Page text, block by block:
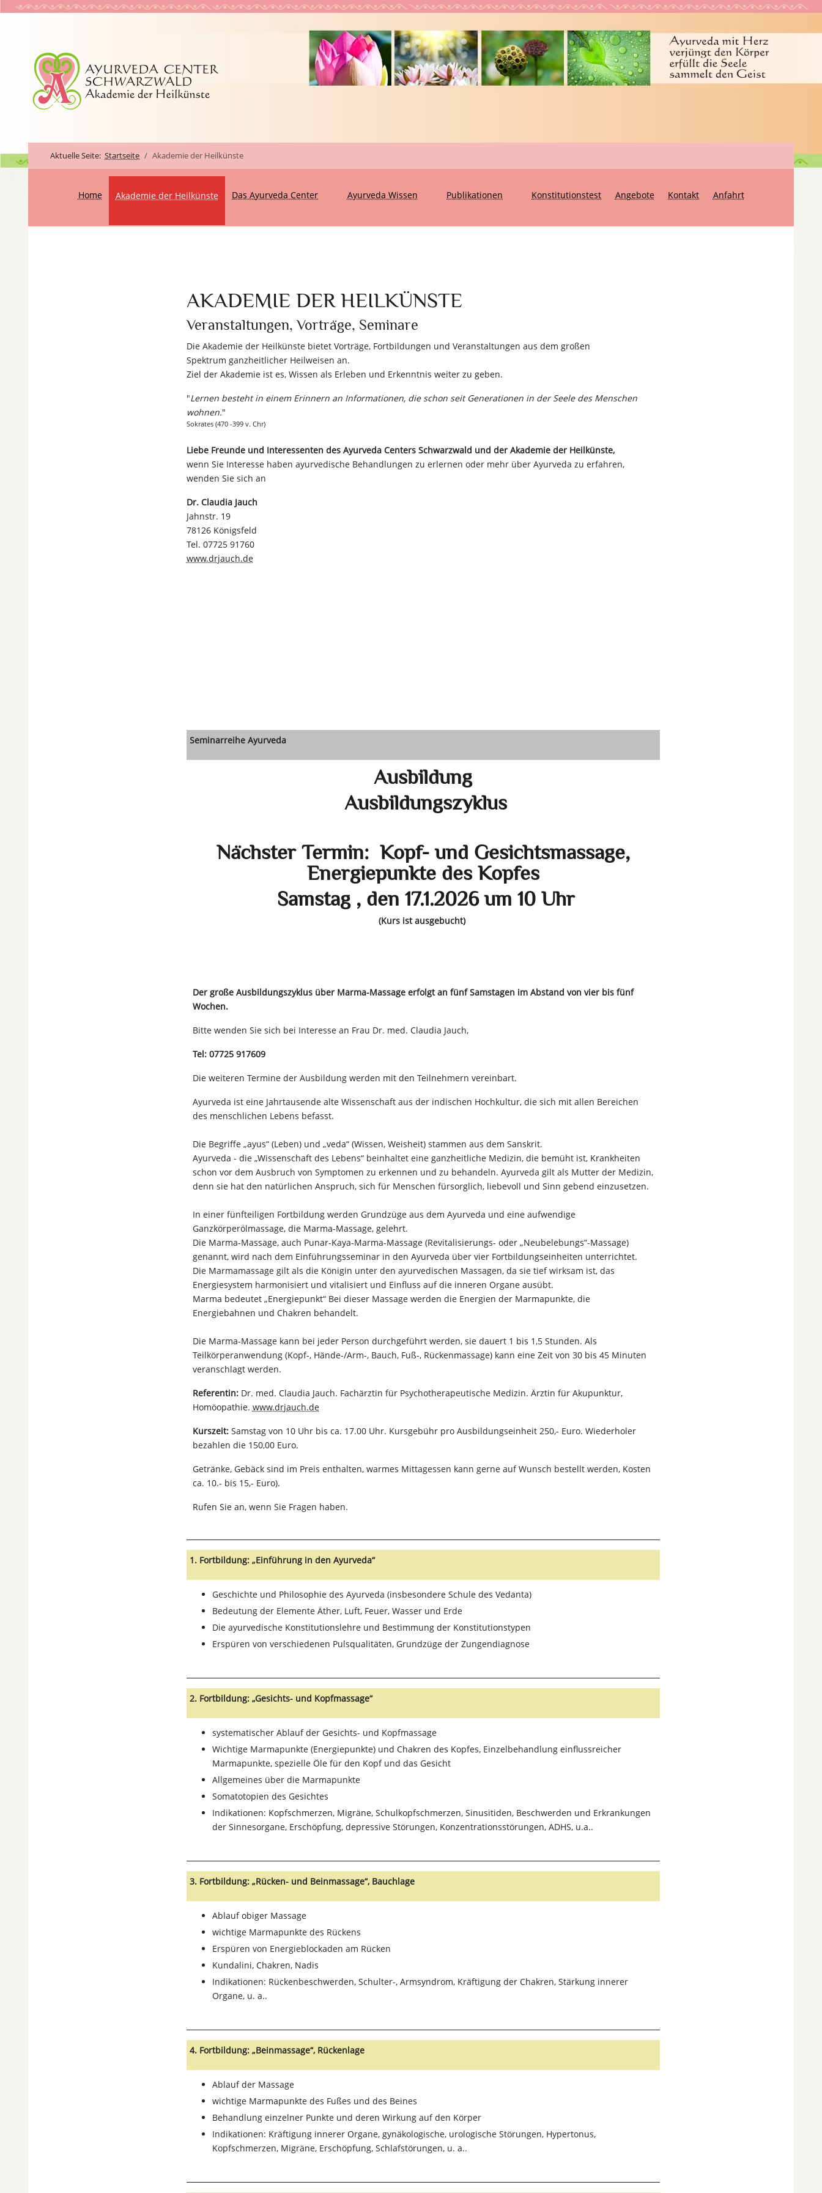
Aktuelle Seite: Startseite Akademie der Heilkünste
Home Akademie der Heilkünste Das Ayurveda Center Ayurveda Wissen Publikationen Konstitutionstest Angebote Kontakt Anfahrt
AKADEMIE DER HEILKÜNSTE
Veranstaltungen, Vorträge, Seminare
Die Akademie der Heilkünste bietet Vorträge, Fortbildungen und Veranstaltungen aus dem großen
Spektrum ganzheitlicher Heilweisen an.
Ziel der Akademie ist es, Wissen als Erleben und Erkenntnis weiter zu geben.
"Lernen besteht in einem Erinnern an Informationen, die schon seit Generationen in der Seele des Menschen
wohnen."
Sokrates (470 -399 v. Chr)
Liebe Freunde und Interessenten des Ayurveda Centers Schwarzwald und der Akademie der Heilkünste,
wenn Sie Interesse haben ayurvedische Behandlungen zu erlernen oder mehr über Ayurveda zu erfahren,
wenden Sie sich an
Dr. Claudia Jauch
Jahnstr. 19
78126 Königsfeld
Tel. 07725 91760
www.drjauch.de
Seminarreihe Ayurveda
Ausbildung
Ausbildungszyklus
Nächster Termin: Kopf- und Gesichtsmassage,
Energiepunkte des Kopfes
Samstag , den 17.1.2026 um 10 Uhr
(Kurs ist ausgebucht)
Der große Ausbildungszyklus über Marma-Massage erfolgt an fünf Samstagen im Abstand von vier bis fünf
Wochen.
Bitte wenden Sie sich bei Interesse an Frau Dr. med. Claudia Jauch,
Tel: 07725 917609
Die weiteren Termine der Ausbildung werden mit den Teilnehmern vereinbart.
Ayurveda ist eine Jahrtausende alte Wissenschaft aus der indischen Hochkultur, die sich mit allen Bereichen
des menschlichen Lebens befasst.
Die Begriffe „ayus“ (Leben) und „veda“ (Wissen, Weisheit) stammen aus dem Sanskrit.
Ayurveda - die „Wissenschaft des Lebens“ beinhaltet eine ganzheitliche Medizin, die bemüht ist, Krankheiten
schon vor dem Ausbruch von Symptomen zu erkennen und zu behandeln. Ayurveda gilt als Mutter der Medizin,
denn sie hat den natürlichen Anspruch, sich für Menschen fürsorglich, liebevoll und Sinn gebend einzusetzen.
In einer fünfteiligen Fortbildung werden Grundzüge aus dem Ayurveda und eine aufwendige
Ganzkörperölmassage, die Marma-Massage, gelehrt.
Die Marma-Massage, auch Punar-Kaya-Marma-Massage (Revitalisierungs- oder „Neubelebungs“-Massage)
genannt, wird nach dem Einführungsseminar in den Ayurveda über vier Fortbildungseinheiten unterrichtet.
Die Marmamassage gilt als die Königin unter den ayurvedischen Massagen, da sie tief wirksam ist, das
Energiesystem harmonisiert und vitalisiert und Einfluss auf die inneren Organe ausübt.
Marma bedeutet „Energiepunkt“ Bei dieser Massage werden die Energien der Marmapunkte, die
Energiebahnen und Chakren behandelt.
Die Marma-Massage kann bei jeder Person durchgeführt werden, sie dauert 1 bis 1,5 Stunden. Als
Teilkörperanwendung (Kopf-, Hände-/Arm-, Bauch, Fuß-, Rückenmassage) kann eine Zeit von 30 bis 45 Minuten
veranschlagt werden.
Referentin:Dr. med. Claudia Jauch. Fachärztin für Psychotherapeutische Medizin. Ärztin für Akupunktur,
Homöopathie. www.drjauch.de
Kurszeit:Samstag von 10 Uhr bis ca. 17.00 Uhr. Kursgebühr pro Ausbildungseinheit 250,- Euro. Wiederholer
bezahlen die 150,00 Euro.
Getränke, Gebäck sind im Preis enthalten, warmes Mittagessen kann gerne auf Wunsch bestellt werden, Kosten
ca. 10.- bis 15,- Euro).
Rufen Sie an, wenn Sie Fragen haben.
1. Fortbildung: „Einführung in den Ayurveda“
Geschichte und Philosophie des Ayurveda (insbesondere Schule des Vedanta)
Bedeutung der Elemente Äther, Luft, Feuer, Wasser und Erde
Die ayurvedische Konstitutionslehre und Bestimmung der Konstitutionstypen
Erspüren von verschiedenen Pulsqualitäten, Grundzüge der Zungendiagnose
2. Fortbildung: „Gesichts- und Kopfmassage“
systematischer Ablauf der Gesichts- und Kopfmassage
Wichtige Marmapunkte (Energiepunkte) und Chakren des Kopfes, Einzelbehandlung einflussreicher
Marmapunkte, spezielle Öle für den Kopf und das Gesicht
Allgemeines über die Marmapunkte
Somatotopien des Gesichtes
Indikationen: Kopfschmerzen, Migräne, Schulkopfschmerzen, Sinusitiden, Beschwerden und Erkrankungen
der Sinnesorgane, Erschöpfung, depressive Störungen, Konzentrationsstörungen, ADHS, u.a..
3. Fortbildung: „Rücken- und Beinmassage“, Bauchlage
Ablauf obiger Massage
wichtige Marmapunkte des Rückens
Erspüren von Energieblockaden am Rücken
Kundalini, Chakren, Nadis
Indikationen: Rückenbeschwerden, Schulter-, Armsyndrom, Kräftigung der Chakren, Stärkung innerer
Organe, u. a..
4. Fortbildung: „Beinmassage“, Rückenlage
Ablauf der Massage
wichtige Marmapunkte des Fußes und des Beines
Behandlung einzelner Punkte und deren Wirkung auf den Körper
Indikationen: Kräftigung innerer Organe, gynäkologische, urologische Störungen, Hypertonus,
Kopfschmerzen, Migräne, Erschöpfung, Schlafstörungen, u. a..